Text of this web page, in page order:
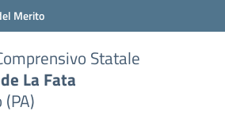
Merito
Statale
La Fata